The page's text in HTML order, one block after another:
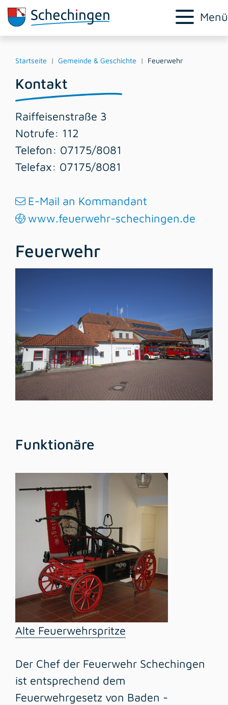
Menü
Startseite Gemeinde & Geschichte Feuerwehr
Kontakt
Raiffeisenstraße 3
Notrufe: 112
Telefon: 07175/8081
Telefax: 07175/8081
E-Mail an Kommandant
www.feuerwehr-schechingen.de
Feuerwehr
Funktionäre
Alte Feuerwehrspritze
Der Chef der Feuerwehr Schechingen
ist entsprechend dem
Feuerwehrgesetz von Baden -